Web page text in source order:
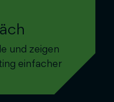
und zeigen
einfacher